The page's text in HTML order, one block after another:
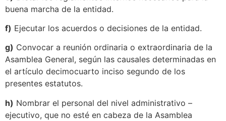
buena marcha de la entidad.
f) Ejecutar los acuerdos o decisiones de la entidad.
g) Convocar a reunión ordinaria o extraordinaria de la
Asamblea General, según las causales determinadas en
el artículo decimocuarto inciso segundo de los
presentes estatutos.
h) Nombrar el personal del nivel administrativo –
ejecutivo, que no esté en cabeza de la Asamblea